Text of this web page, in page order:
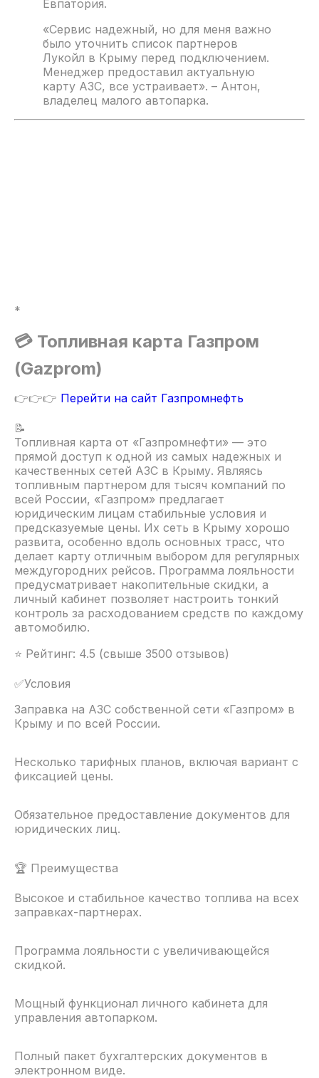
Евпатория.
«Сервис надежный, но для меня важно
было уточнить список партнеров
Лукойл в Крыму перед подключением.
Менеджер предоставил актуальную
карту АЗС, все устраивает». – Антон,
владелец малого автопарка.
*
💳 Топливная карта Газпром
(Gazprom)
👉👉👉 Перейти на сайт Газпромнефть
📝
Топливная карта от «Газпромнефти» — это
прямой доступ к одной из самых надежных и
качественных сетей АЗС в Крыму. Являясь
топливным партнером для тысяч компаний по
всей России, «Газпром» предлагает
юридическим лицам стабильные условия и
предсказуемые цены. Их сеть в Крыму хорошо
развита, особенно вдоль основных трасс, что
делает карту отличным выбором для регулярных
междугородних рейсов. Программа лояльности
предусматривает накопительные скидки, а
личный кабинет позволяет настроить тонкий
контроль за расходованием средств по каждому
автомобилю.
⭐ Рейтинг: 4.5 (свыше 3500 отзывов)
✅Условия
Заправка на АЗС собственной сети «Газпром» в
Крыму и по всей России.
Несколько тарифных планов, включая вариант с
фиксацией цены.
Обязательное предоставление документов для
юридических лиц.
🏆 Преимущества
Высокое и стабильное качество топлива на всех
заправках-партнерах.
Программа лояльности с увеличивающейся
скидкой.
Мощный функционал личного кабинета для
управления автопарком.
Полный пакет бухгалтерских документов в
электронном виде.